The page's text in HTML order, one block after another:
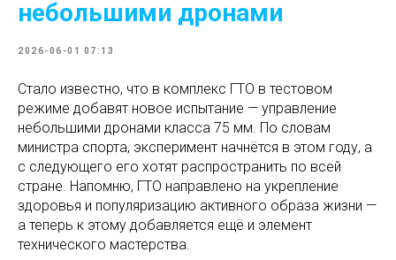
небольшими дронами
2026-06-01 07:13
Стало известно, что в комплекс ГТО в тестовом
режиме добавят новое испытание — управление
небольшими дронами класса 75 мм. По словам
министра спорта, эксперимент начнётся в этом году, а
с следующего его хотят распространить по всей
стране. Напомню, ГТО направлено на укрепление
здоровья и популяризацию активного образа жизни —
а теперь к этому добавляется ещё и элемент
технического мастерства.